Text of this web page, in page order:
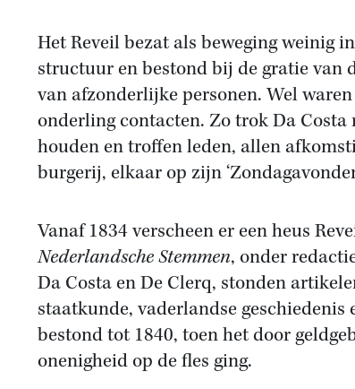
Het Reveil bezat als beweging weinig
structuur en bestond bij de gratie van
van afzonderlijke personen. Wel
onderling contacten. Zo trok Da Costa
houden en troffen leden, allen
burgerij, elkaar op zijn
Vanaf 1834 verscheen er een heus
Nederlandsche Stemmen, onder
Da Costa en De Clerq, stonden
staatkunde, vaderlandse
bestond tot 1840, toen het door
onenigheid op de fles ging.